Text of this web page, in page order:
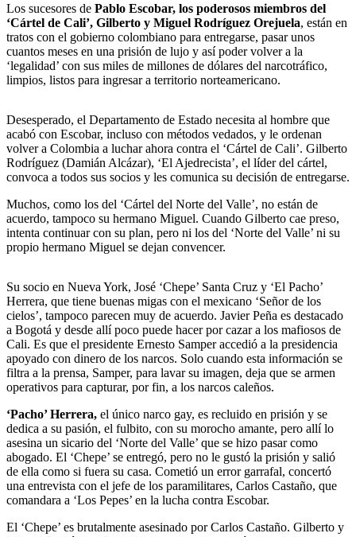
Los sucesores de Pablo Escobar, los poderosos miembros del
‘Cártel de Cali’, Gilberto y Miguel Rodríguez Orejuela, están en
tratos con el gobierno colombiano para entregarse, pasar unos
cuantos meses en una prisión de lujo y así poder volver a la
‘legalidad’ con sus miles de millones de dólares del narcotráfico,
limpios, listos para ingresar a territorio norteamericano.
Desesperado, el Departamento de Estado necesita al hombre que
acabó con Escobar, incluso con métodos vedados, y le ordenan
volver a Colombia a luchar ahora contra el ‘Cártel de Cali’. Gilberto
Rodríguez (Damián Alcázar), ‘El Ajedrecista’, el líder del cártel,
convoca a todos sus socios y les comunica su decisión de entregarse.
Muchos, como los del ‘Cártel del Norte del Valle’, no están de
acuerdo, tampoco su hermano Miguel. Cuando Gilberto cae preso,
intenta continuar con su plan, pero ni los del ‘Norte del Valle’ ni su
propio hermano Miguel se dejan convencer.
Su socio en Nueva York, José ‘Chepe’ Santa Cruz y ‘El Pacho’
Herrera, que tiene buenas migas con el mexicano ‘Señor de los
cielos’, tampoco parecen muy de acuerdo. Javier Peña es destacado
a Bogotá y desde allí poco puede hacer por cazar a los mafiosos de
Cali. Es que el presidente Ernesto Samper accedió a la presidencia
apoyado con dinero de los narcos. Solo cuando esta información se
filtra a la prensa, Samper, para lavar su imagen, deja que se armen
operativos para capturar, por fin, a los narcos caleños.
‘Pacho’ Herrera, el único narco gay, es recluido en prisión y se
dedica a su pasión, el fulbito, con su morocho amante, pero allí lo
asesina un sicario del ‘Norte del Valle’ que se hizo pasar como
abogado. El ‘Chepe’ se entregó, pero no le gustó la prisión y salió
de ella como si fuera su casa. Cometió un error garrafal, concertó
una entrevista con el jefe de los paramilitares, Carlos Castaño, que
comandara a ‘Los Pepes’ en la lucha contra Escobar.
El ‘Chepe’ es brutalmente asesinado por Carlos Castaño. Gilberto y